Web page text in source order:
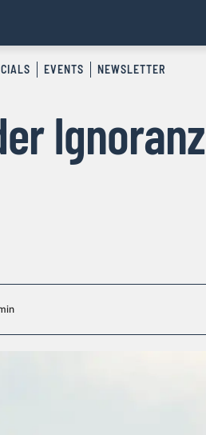
EVENTS NEWSLETTER
Ignoranz